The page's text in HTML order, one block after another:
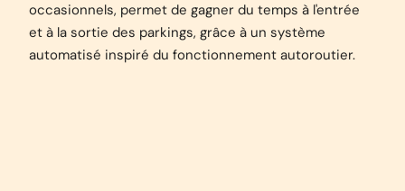
occasionnels, permet de gagner du temps à l'entrée
et à la sortie des parkings, grâce à un système
automatisé inspiré du fonctionnement autoroutier.